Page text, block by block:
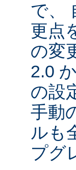
で、
更点
の変
2.0
の設
手動
ルも
プグ